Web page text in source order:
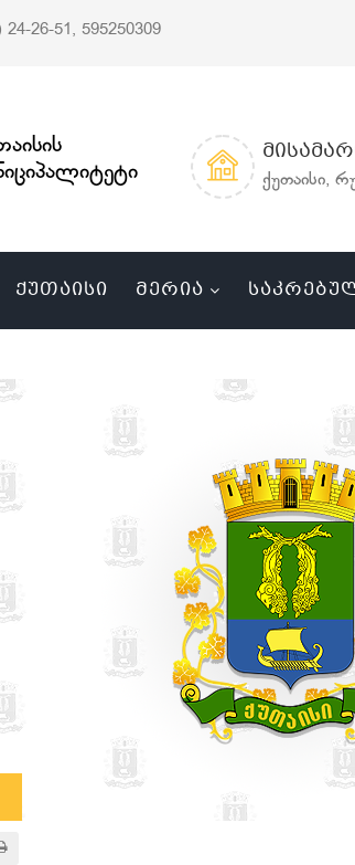
24-26-51, 595250309
ქუთაისი,
ᲥᲣᲗᲐᲘᲡᲘ ᲛᲔᲠᲘᲐ